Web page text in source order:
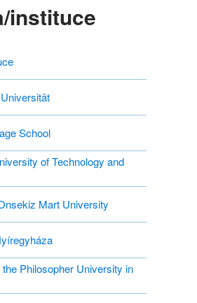
instituce
School
of Technology and
Mart University
Philosopher University in